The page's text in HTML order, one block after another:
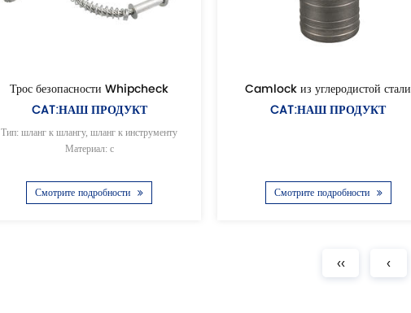
Трос безопасности Whipcheck
CAT:НАШ ПРОДУКТ
Тип: шланг к шлангу, шланг к инструменту
Материал: с
Смотрите подробности
Camlock из углеродистой стали
CAT:НАШ ПРОДУКТ
Смотрите подробности
‹‹ ‹